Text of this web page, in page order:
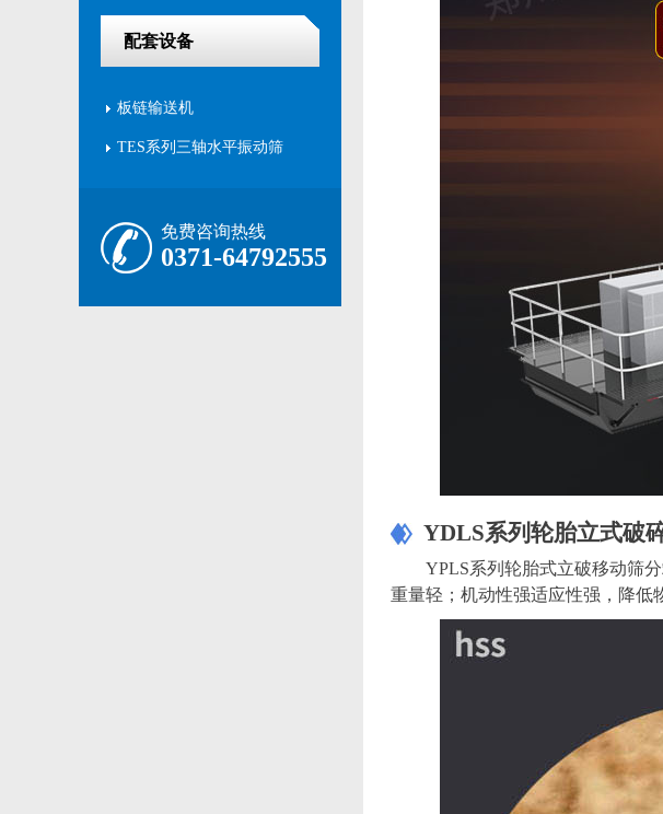
配套设备
板链输送机
TES系列三轴水平振动筛
免费咨询热线
0371-64792555
YDLS系列轮胎立式破
YPLS系列轮胎式立破移动筛
重量轻；机动性强适应性强，降低